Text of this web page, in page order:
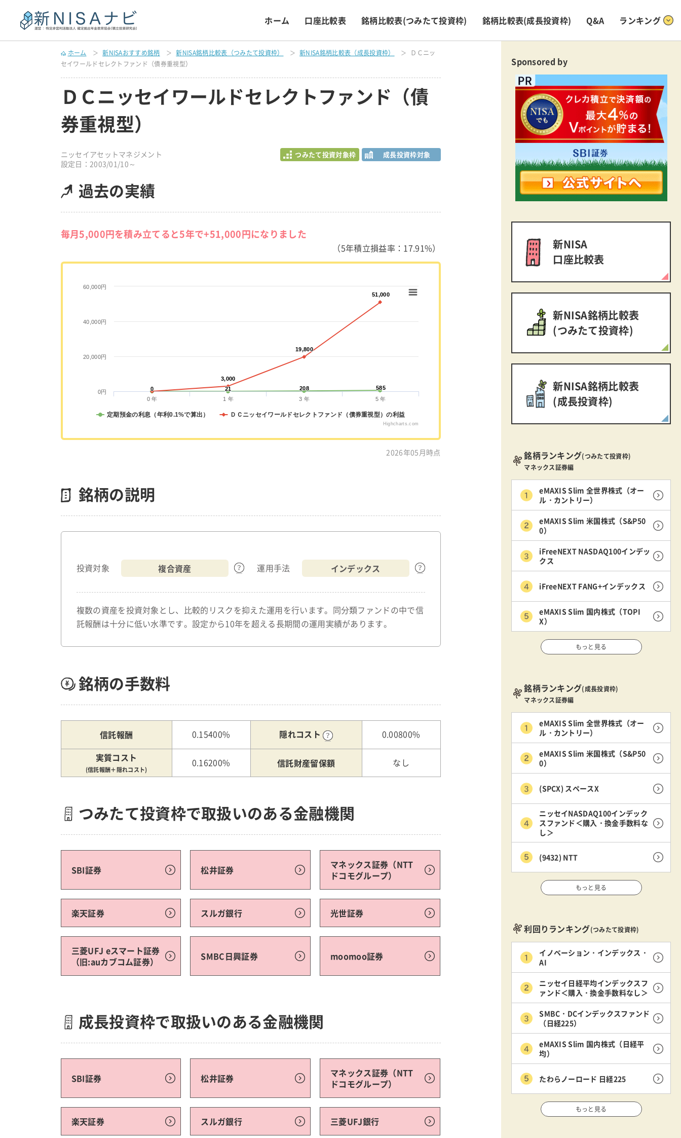
ホーム 口座比較表 銘柄比較表(つみたて投資枠) 銘柄比較表(成長投資枠) Q&A ランキング
ホーム 新NISAおすすめ銘柄 新NISA銘柄比較表（つみたて投資枠） 新NISA銘柄比較表（成長投資枠）
ＤＣニッ
セイワールドセレクトファンド（債券重視型）
ＤＣニッセイワールドセレクトファンド（債
券重視型）
ニッセイアセットマネジメント
設定日：2003/01/10～
つみたて投資対象枠 成長投資枠対象
過去の実績
毎月5,000円を積み立てると5年で+51,000円になりました
（5年積立損益率：17.91%）
0
0 21
21 208
208 585
585
3,000
3,000
19,800
19,800
51,000
51,000
定期預金の利息（年利0.1%で算出） ＤＣニッセイワールドセレクトファンド（債券重視型）の利益
0 年 1 年 3 年 5 年
0円
20,000円
40,000円
60,000円
Highcharts.com
2026年05月時点
銘柄の説明
投資対象 複合資産 運用手法 インデックス
複数の資産を投資対象とし、比較的リスクを抑えた運用を行います。同分類ファンドの中で信
託報酬は十分に低い水準です。設定から10年を超える長期間の運用実績があります。
銘柄の手数料
信託報酬 0.15400% 隠れコスト 0.00800%
実質コスト
(信託報酬＋隠れコスト)
0.16200% 信託財産留保額 なし
つみたて投資枠で取扱いのある金融機関
SBI証券 松井証券
マネックス証券（NTT
ドコモグループ）
楽天証券 スルガ銀行 光世証券
三菱UFJ eスマート証券
（旧:auカブコム証券）
SMBC日興証券 moomoo証券
成長投資枠で取扱いのある金融機関
SBI証券 松井証券
マネックス証券（NTT
ドコモグループ）
楽天証券 スルガ銀行 三菱UFJ銀行
Sponsored by
新NISA
口座比較表
新NISA銘柄比較表
(つみたて投資枠)
新NISA銘柄比較表
(成長投資枠)
銘柄ランキング(つみたて投資枠)
マネックス証券編
eMAXIS Slim 全世界株式（オー
ル・カントリー）
eMAXIS Slim 米国株式（S&P50
0）
iFreeNEXT NASDAQ100インデッ
クス
iFreeNEXT FANG+インデックス
eMAXIS Slim 国内株式（TOPI
X）
もっと見る
銘柄ランキング(成長投資枠)
マネックス証券編
eMAXIS Slim 全世界株式（オー
ル・カントリー）
eMAXIS Slim 米国株式（S&P50
0）
(SPCX) スペースX
ニッセイNASDAQ100インデック
スファンド＜購入・換金手数料な
し＞
(9432) NTT
もっと見る
利回りランキング(つみたて投資枠)
イノベーション・インデックス・
AI
ニッセイ日経平均インデックスフ
ァンド＜購入・換金手数料なし＞
SMBC・DCインデックスファンド
（日経225）
eMAXIS Slim 国内株式（日経平
均）
たわらノーロード 日経225
もっと見る